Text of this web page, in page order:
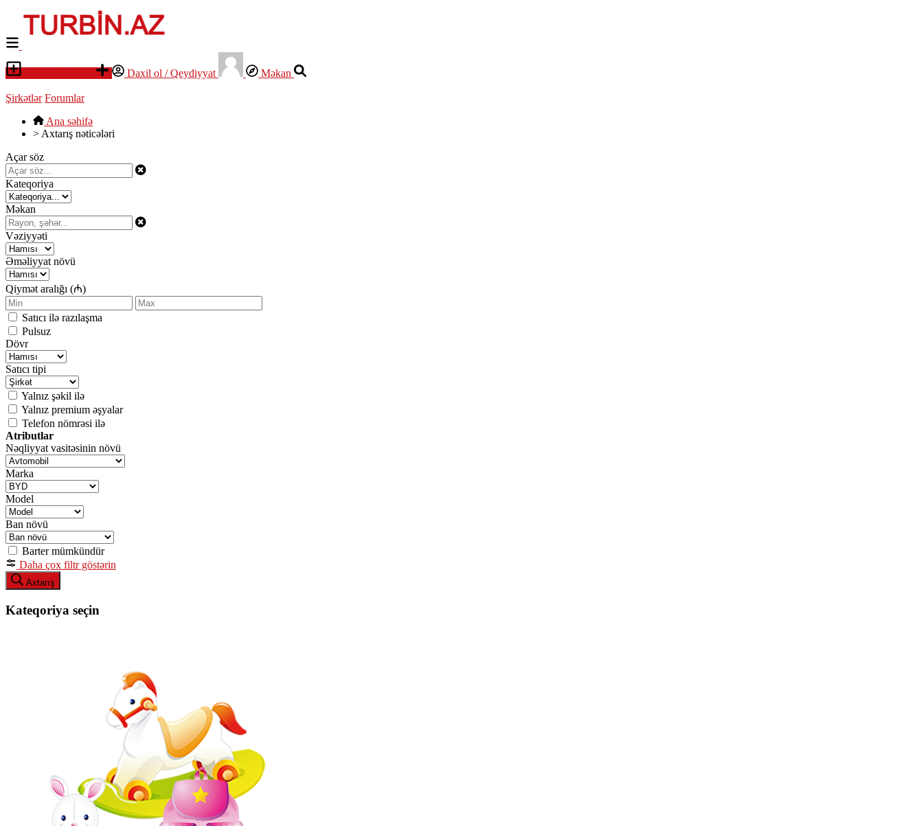
Daxil ol / Qeydiyyat Məkan
Şirkətlər Forumlar
Ana səhifə
> Axtarış nəticələri
Açar söz
Kateqoriya
Məkan
Vəziyyəti
Əməliyyat növü
Qiymət aralığı (₼)
Satıcı ilə razılaşma
Pulsuz
Dövr
Satıcı tipi
Yalnız şəkil ilə
Yalnız premium əşyalar
Telefon nömrəsi ilə
Atributlar
Nəqliyyat vasitəsinin növü
Marka
Model
Ban növü
Barter mümkündür
Daha çox filtr göstərin
Axtarış
Kateqoriya seçin